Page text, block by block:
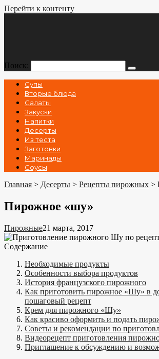
Перейти к контенту
Поиск:
Супы
Вторые блюда
Салаты
Закуски
Напитки
Десерты
Из теста
Заготовки
Маринады
Соусы
Главная > Десерты > Рецепты пирожных >
Пирожное «шу»
Пирожные21 марта, 2017
Содержание
Необходимые продукты
Особенности выбора продуктов
История французского пирожного
Как приготовить пирожное «Шу» в
пошаговый рецепт
Крем для пирожного «Шу»
Как красиво оформить и подать
Советы и рекомендации по
Видеорецепт приготовления
Приглашение к обсуждению и